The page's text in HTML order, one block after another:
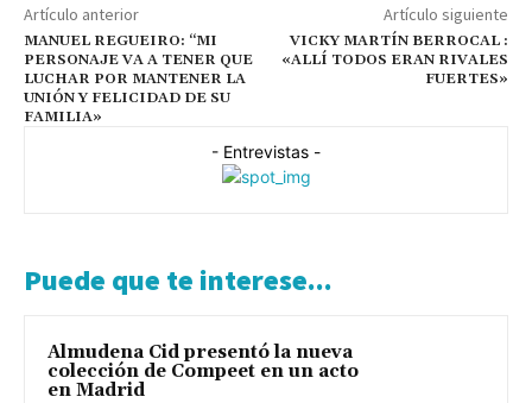
Artículo anterior
MANUEL REGUEIRO: “MI
PERSONAJE VA A TENER QUE
LUCHAR POR MANTENER LA
UNIÓN Y FELICIDAD DE SU
FAMILIA»
Artículo siguiente
VICKY MARTÍN BERROCAL :
«ALLÍ TODOS ERAN RIVALES
FUERTES»
- Entrevistas -
Puede que te interese...
Almudena Cid presentó la nueva
colección de Compeet en un acto
en Madrid